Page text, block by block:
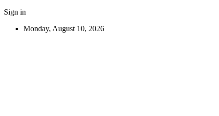
Sign in
Monday, August 10, 2026